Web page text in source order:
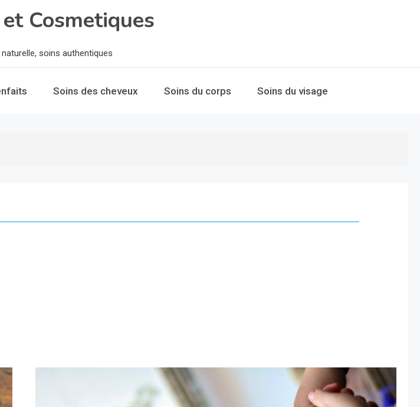
Cosmetiques
soins authentiques
Soins des cheveux Soins du corps Soins du visage